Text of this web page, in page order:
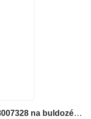
Iný náhradný diel motora Holder 8007328 na buldozéra Liebherr PR752